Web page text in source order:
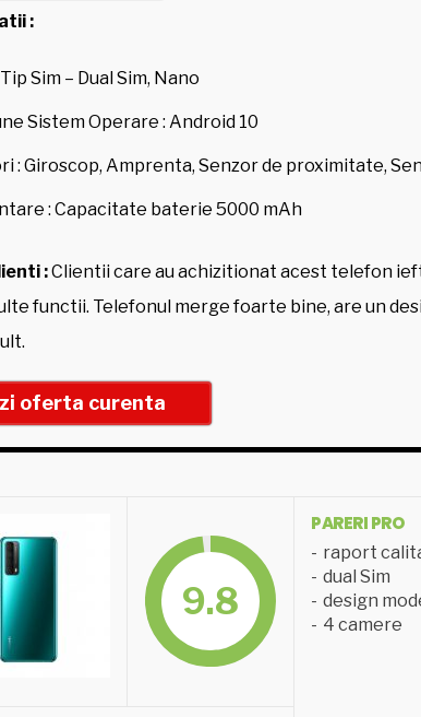
:
Sim – Dual Sim, Nano
Sistem Operare : Android 10
: Giroscop, Amprenta, Senzor de proximitate,
: Capacitate baterie 5000 mAh
:Clientii care au achizitionat acest telefon
functii. Telefonul merge foarte bine, are un
oferta curenta
9.8
PARERI PRO
raport
dual Sim
design
4 camere